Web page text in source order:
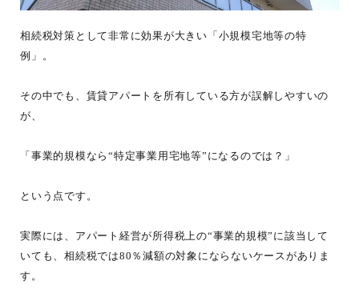
相続税対策として非常に効果が大きい「小規模宅地等の特
例」。
その中でも、賃貸アパートを所有している方が誤解しやすいの
が、
「事業的規模なら“特定事業用宅地等”になるのでは？」
という点です。
実際には、アパート経営が所得税上の“事業的規模”に該当して
いても、相続税では80％減額の対象にならないケースがありま
す。